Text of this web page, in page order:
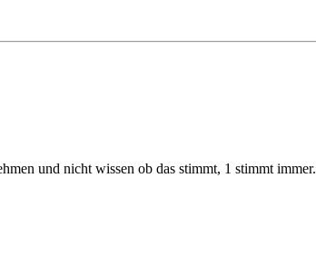
und nicht wissen ob das stimmt, 1 stimmt immer.